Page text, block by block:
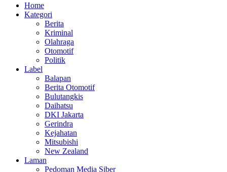
Home
Kategori
Berita
Kriminal
Olahraga
Otomotif
Politik
Label
Balapan
Berita Otomotif
Bulutangkis
Daihatsu
DKI Jakarta
Gerindra
Kejahatan
Mitsubishi
New Zealand
Laman
Pedoman Media Siber